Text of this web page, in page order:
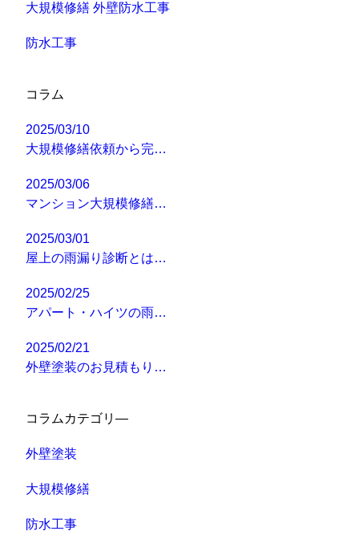
大規模修繕 外壁防水工事
防水工事
コラム
2025/03/10
大規模修繕依頼から完…
2025/03/06
マンション大規模修繕…
2025/03/01
屋上の雨漏り診断とは…
2025/02/25
アパート・ハイツの雨…
2025/02/21
外壁塗装のお見積もり…
コラムカテゴリ―
外壁塗装
大規模修繕
防水工事